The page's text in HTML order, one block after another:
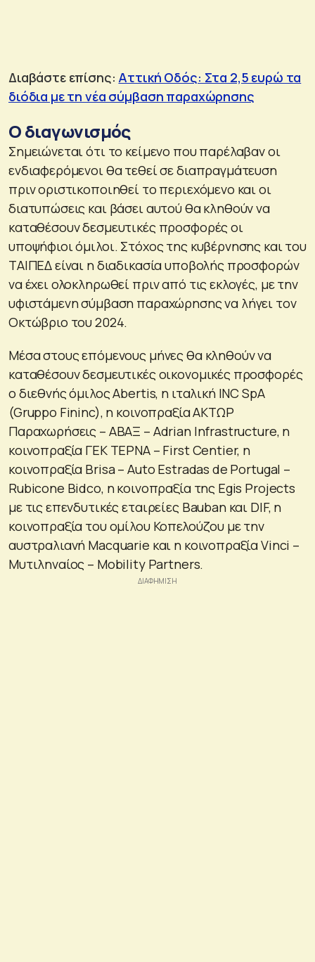
Διαβάστε επίσης: Αττική Οδός: Στα 2,5 ευρώ τα
διόδια με τη νέα σύμβαση παραχώρησης
Ο διαγωνισμός
Σημειώνεται ότι το κείμενο που παρέλαβαν οι
ενδιαφερόμενοι θα τεθεί σε διαπραγμάτευση
πριν οριστικοποιηθεί το περιεχόμενο και οι
διατυπώσεις και βάσει αυτού θα κληθούν να
καταθέσουν δεσμευτικές προσφορές οι
υποψήφιοι όμιλοι. Στόχος της κυβέρνησης και του
ΤΑΙΠΕΔ είναι η διαδικασία υποβολής προσφορών
να έχει ολοκληρωθεί πριν από τις εκλογές, με την
υφιστάμενη σύμβαση παραχώρησης να λήγει τον
Οκτώβριο του 2024.
Μέσα στους επόμενους μήνες θα κληθούν να
καταθέσουν δεσμευτικές οικονομικές προσφορές
o διεθνής όμιλος Abertis, η ιταλική INC SpA
(Gruppo Fininc), η κοινοπραξία ΑΚΤΩΡ
Παραχωρήσεις – ΑΒΑΞ – Adrian Infrastructure, η
κοινοπραξία ΓΕΚ ΤΕΡΝΑ – First Centier, η
κοινοπραξία Brisa – Auto Estradas de Portugal –
Rubicone Bidco, η κοινοπραξία της Egis Projects
με τις επενδυτικές εταιρείες Bauban και DIF, η
κοινοπραξία του ομίλου Κοπελούζου με την
αυστραλιανή Macquarie και η κοινοπραξία Vinci –
Μυτιληναίος – Mobility Partners.